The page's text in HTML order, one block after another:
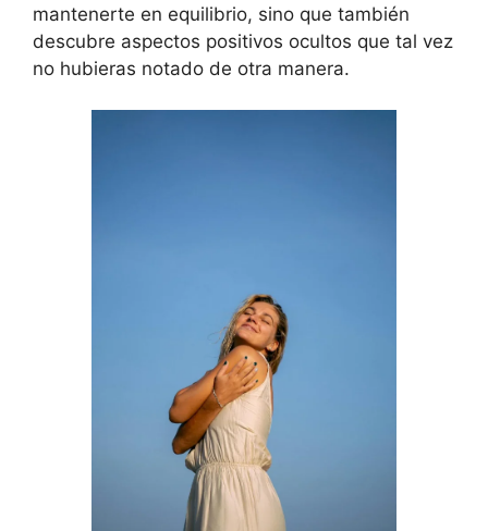
mantenerte en equilibrio, sino que también
descubre aspectos positivos ocultos que tal vez
no hubieras notado de otra manera.